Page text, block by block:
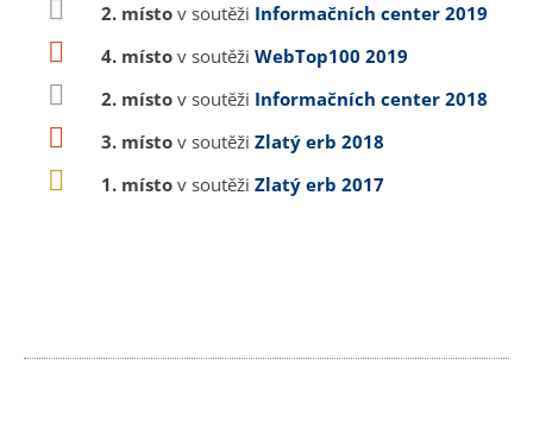
2. místo v soutěži Informačních center 2019
4. místo v soutěži WebTop100 2019
2. místo v soutěži Informačních center 2018
3. místo v soutěži Zlatý erb 2018
1. místo v soutěži Zlatý erb 2017